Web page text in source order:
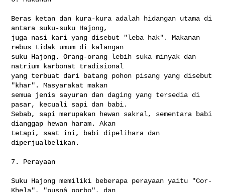
Beras ketan dan kura-kura adalah hidangan utama di
antara suku-suku Hajong,
juga nasi kari yang disebut "leba hak". Makanan
rebus tidak umum di kalangan
suku Hajong. Orang-orang lebih suka minyak dan
natrium karbonat tradisional
yang terbuat dari batang pohon pisang yang disebut
"khar". Masyarakat makan
semua jenis sayuran dan daging yang tersedia di
pasar, kecuali sapi dan babi.
Sebab, sapi merupakan hewan sakral, sementara babi
dianggap hewan haram. Akan
tetapi, saat ini, babi dipelihara dan
diperjualbelikan.
7. Perayaan
Suku Hajong memiliki beberapa perayaan yaitu "Cor-